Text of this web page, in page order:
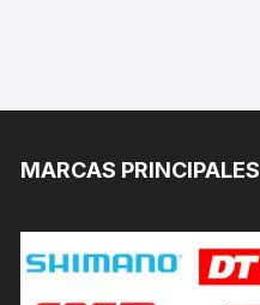
MARCAS PRINCIPALES